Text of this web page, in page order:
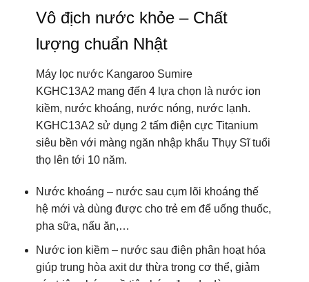
Vô địch nước khỏe – Chất
lượng chuẩn Nhật
Máy lọc nước Kangaroo Sumire
KGHC13A2 mang đến 4 lựa chọn là nước ion
kiềm, nước khoáng, nước nóng, nước lạnh.
KGHC13A2 sử dụng 2 tấm điện cực Titanium
siêu bền với màng ngăn nhập khẩu Thụy Sĩ tuổi
thọ lên tới 10 năm.
Nước khoáng – nước sau cụm lõi khoáng thế
hệ mới và dùng được cho trẻ em để uống thuốc,
pha sữa, nấu ăn,…
Nước ion kiềm – nước sau điện phân hoạt hóa
giúp trung hòa axit dư thừa trong cơ thể, giảm